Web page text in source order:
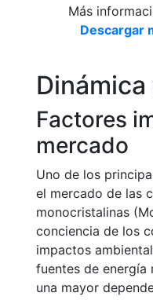
Más
Descargar
Factores
mercado
Uno de los
el mercado de las
monocristalinas
conciencia de los
impactos
fuentes de energía
una mayor